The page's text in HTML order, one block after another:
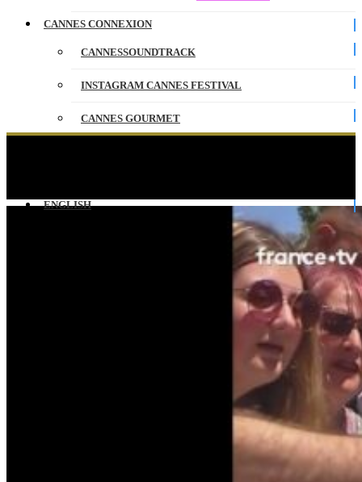
CANNES CONNEXION
CANNESSOUNDTRACK
INSTAGRAM CANNES FESTIVAL
CANNES GOURMET
ENGLISH